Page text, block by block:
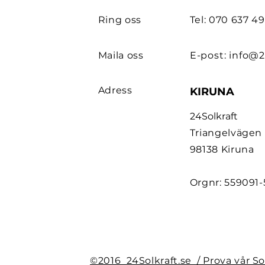
Ring oss Tel: 070 637
Maila oss E-post:
Adress KIRUNA
24Solkraft
Triangelvägen
98138 Kiruna
Orgnr:
©2016 24Solkraft.se / Prova vår